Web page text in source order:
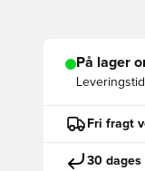
På lager
Fri fragt
30 dages